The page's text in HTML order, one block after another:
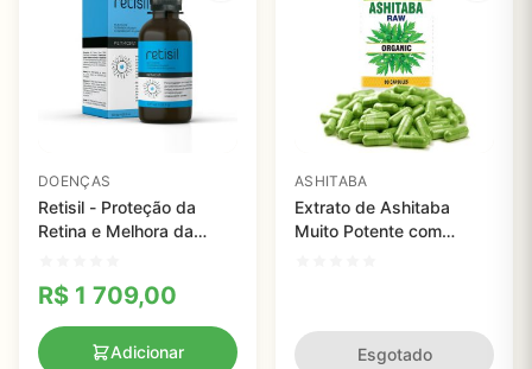
DOENÇAS
Retisil - Proteção da
Retina e Melhora da
R$ 1 709,00
Adicionar
ASHITABA
Extrato de Ashitaba
Muito Potente com
Esgotado